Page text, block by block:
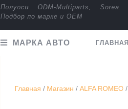
Полуоси ODM-Multiparts, Sorea.
Подбор по марке и ОЕМ
МАРКА АВТО ГЛАВНАЯ
Главная / Магазин / ALFA ROMEO /